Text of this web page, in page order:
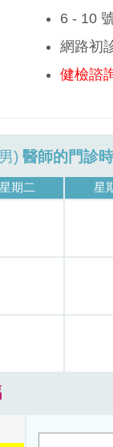
6 - 10
網路初
健檢諮